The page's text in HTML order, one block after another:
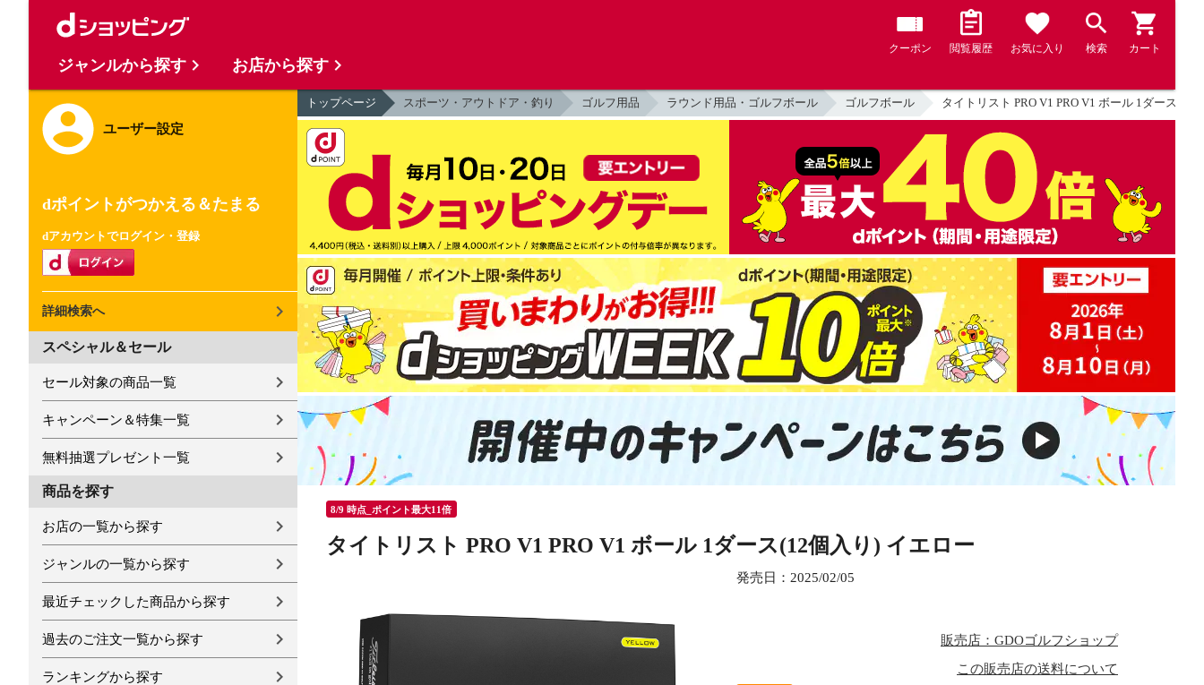
クーポン 閲覧履歴 お気に入り 検索 カート
ユーザー設定
dポイントがつかえる＆たまる
dアカウントでログイン・登録
詳細検索へ
スペシャル＆セール
セール対象の商品一覧
キャンペーン＆特集一覧
無料抽選プレゼント一覧
商品を探す
お店の一覧から探す
ジャンルの一覧から探す
最近チェックした商品から探す
過去のご注文一覧から探す
ランキングから探す
トップページ スポーツ・アウトドア・釣り ゴルフ用品 ラウンド用品・ゴルフボール ゴルフボール タイトリスト PRO V1 PRO V1 ボール 1ダース(12
8/9 時点_ポイント最大11倍
タイトリスト PRO V1 PRO V1 ボール 1ダース(12個入り) イエロー
発売日： 2025/02/05
販売店：GDOゴルフショップ
この販売店の送料について
ジャンルから探す お店から探す